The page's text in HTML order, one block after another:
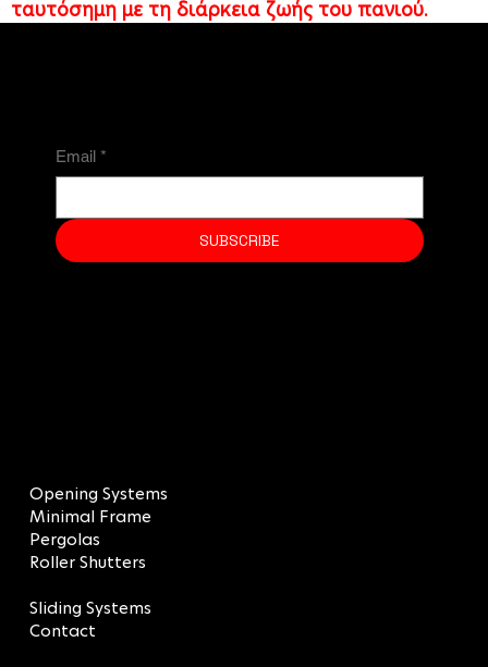
ταυτόσημη με τη διάρκεια ζωής του πανιού.
Email *
SUBSCRIBE
Opening Systems
Minimal Frame
Pergolas
Roller Shutters
Sliding Systems
Contact